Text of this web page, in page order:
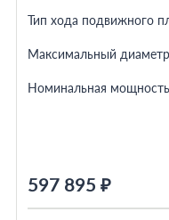
597 895 ₽
Тип хода подвижного
Максимальный
Номинальная